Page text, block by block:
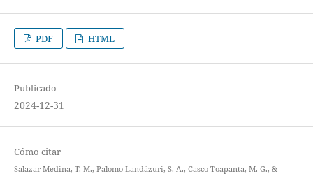
PDF HTML
Publicado
2024-12-31
Cómo citar
Salazar Medina, T. M., Palomo Landázuri, S. A., Casco Toapanta, M. G., &